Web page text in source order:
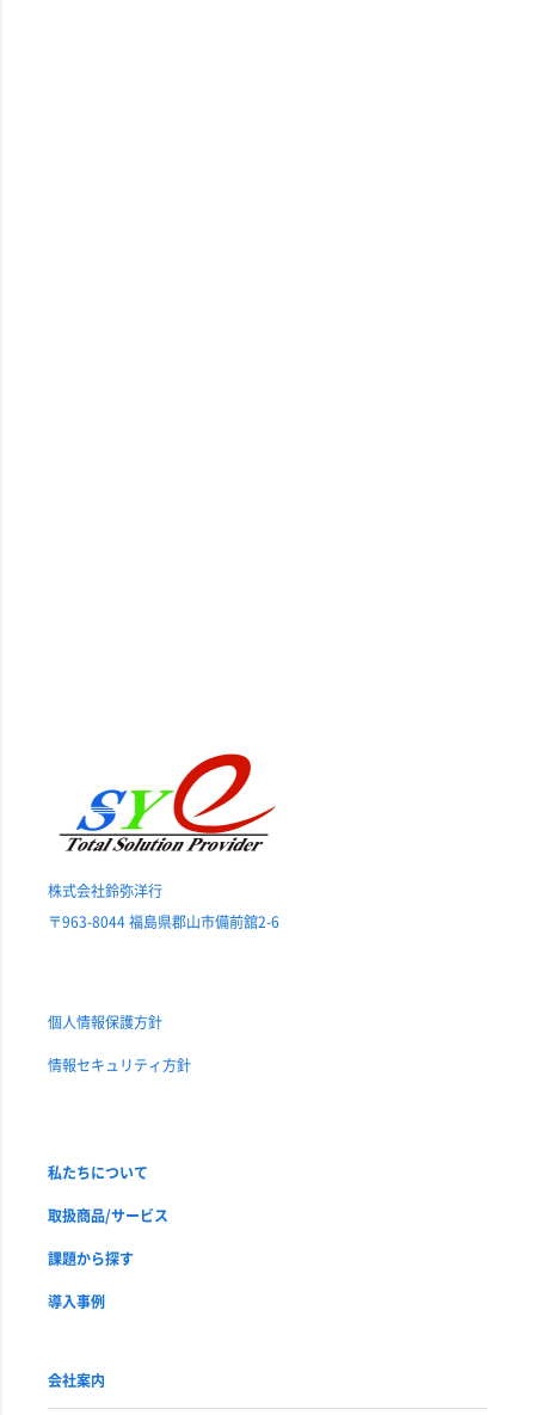
株式会社鈴弥洋行
〒963-8044 福島県郡山市備前舘2-6
個人情報保護方針
情報セキュリティ方針
私たちについて
取扱商品/サービス
課題から探す
導入事例
会社案内